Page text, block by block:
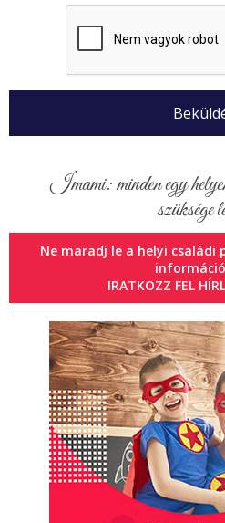
Imami: minden egy
szüksége
Ne maradj le a helyi családi
IRATKOZZ FEL